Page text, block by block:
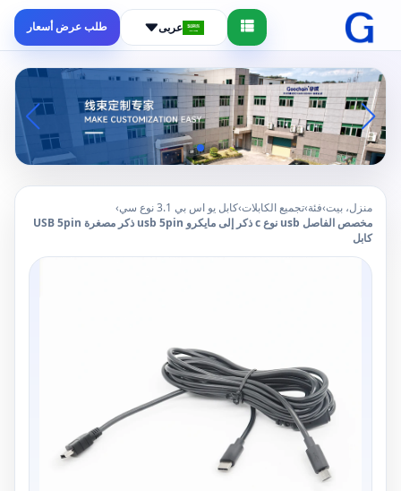
عربى طلب عرض أسعار
منزل، بيت›فئة›تجميع الكابلات›كابل يو اس بي 3.1 نوع سي
›
مخصص الفاصل usb نوع c ذكر إلى مايكرو usb 5pin ذكر مصغرة USB 5pin
كابل